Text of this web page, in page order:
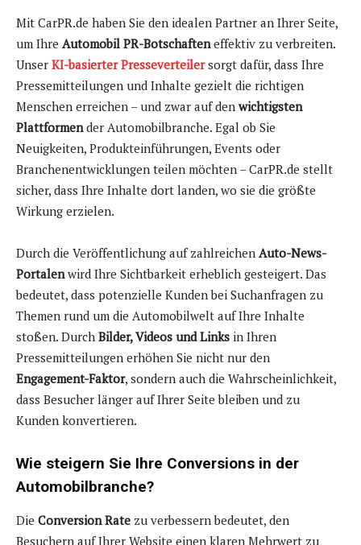
Mit CarPR.de haben Sie den idealen Partner an Ihrer Seite,
um Ihre Automobil PR-Botschafteneffektiv zu verbreiten.
Unser KI-basierter Presseverteilersorgt dafür, dass Ihre
Pressemitteilungen und Inhalte gezielt die richtigen
Menschen erreichen – und zwar auf den wichtigsten
Plattformender Automobilbranche. Egal ob Sie
Neuigkeiten, Produkteinführungen, Events oder
Branchenentwicklungen teilen möchten – CarPR.de stellt
sicher, dass Ihre Inhalte dort landen, wo sie die größte
Wirkung erzielen.
Durch die Veröffentlichung auf zahlreichen Auto-News-
Portalenwird Ihre Sichtbarkeit erheblich gesteigert. Das
bedeutet, dass potenzielle Kunden bei Suchanfragen zu
Themen rund um die Automobilwelt auf Ihre Inhalte
stoßen. Durch Bilder, Videos und Links in Ihren
Pressemitteilungen erhöhen Sie nicht nur den
Engagement-Faktor, sondern auch die Wahrscheinlichkeit,
dass Besucher länger auf Ihrer Seite bleiben und zu
Kunden konvertieren.
Wie steigern Sie Ihre Conversions in der
Automobilbranche?
Die Conversion Rate zu verbessern bedeutet, den
Besuchern auf Ihrer Website einen klaren Mehrwert zu